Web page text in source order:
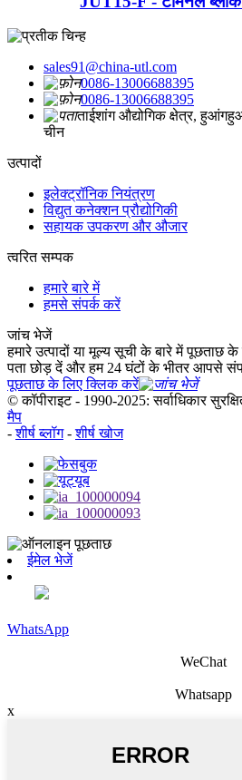
sales91@china-utl.com
0086-13006688395
0086-13006688395
ताईशांग औद्योगिक क्षेत्र,
चीन
उत्पादों
इलेक्ट्रॉनिक नियंत्रण
विद्युत कनेक्शन प्रौद्योगिकी
सहायक उपकरण और औजार
त्वरित सम्पक
हमारे बारे में
हमसे संपर्क करें
जांच भेजें
हमारे उत्पादों या मूल्य सूची के बारे में पूछताछ
पता छोड़ दें और हम 24 घंटों के भीतर आपसे
पूछताछ के लिए क्लिक करें
© कॉपीराइट - 1990-2025: सर्वाधिकार
मैप
-शीर्ष ब्लॉग-शीर्ष खोज
ईमेल भेजें
WhatsApp
WeChat
Whatsapp
x